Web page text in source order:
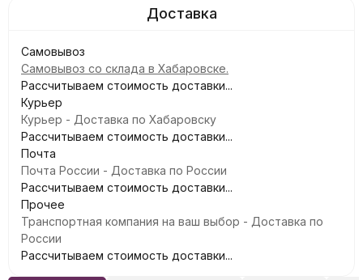
Самовывоз
Самовывоз со склада в Хабаровске.
Рассчитываем стоимость доставки...
Курьер
Курьер - Доставка по Хабаровску
Рассчитываем стоимость доставки...
Почта
Почта России - Доставка по России
Рассчитываем стоимость доставки...
Прочее
Транспортная компания на ваш выбор - Доставка по
России
Рассчитываем стоимость доставки...